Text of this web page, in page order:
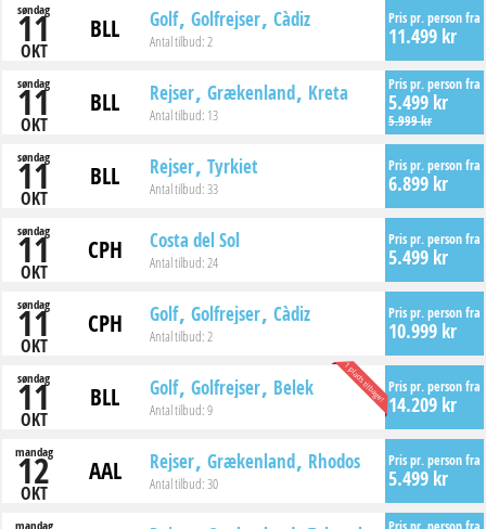
søndag
11
OKT
BLL Golf Golfrejser Càdiz
Antal tilbud:2
Pris pr. person fra
11.499 kr
søndag
11
OKT
BLL Rejser Grækenland Kreta
Antal tilbud: 13
Pris pr. person fra
5.499 kr
5.999 kr
søndag
11
OKT
BLL Rejser Tyrkiet
Antal tilbud:33
Pris pr. person fra
6.899 kr
søndag
11
OKT
CPH Costa del Sol
Antal tilbud:24
Pris pr. person fra
5.499 kr
søndag
11
OKT
CPH Golf Golfrejser Càdiz
Antal tilbud:2
Pris pr. person fra
10.999 kr
søndag
11
OKT
BLL Golf Golfrejser Belek
Antal tilbud:9
1 plads tilbage!Pris pr. person fra
14.209 kr
mandag
12
OKT
AAL Rejser Grækenland Rhodos
Antal tilbud:30
Pris pr. person fra
5.499 kr
mandag